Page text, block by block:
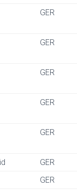
GER
GER
GER
GER
GER
GER
GER